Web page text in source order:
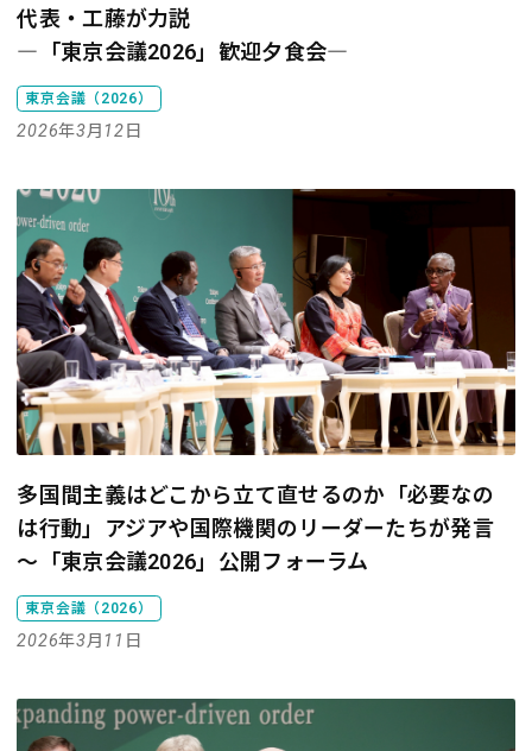
代表・工藤が力説
―「東京会議2026」歓迎夕食会―
東京会議（2026）
2026年3月12日
多国間主義はどこから立て直せるのか――「必要なの
は行動」アジアや国際機関のリーダーたちが発言
～「東京会議2026」公開フォーラム
東京会議（2026）
2026年3月11日